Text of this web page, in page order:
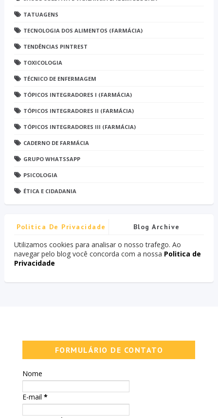
TATUAGENS
TECNOLOGIA DOS ALIMENTOS (FARMÁCIA)
TENDÊNCIAS PINTREST
TOXICOLOGIA
TÉCNICO DE ENFERMAGEM
TÓPICOS INTEGRADORES I (FARMÁCIA)
TÓPICOS INTEGRADORES II (FARMÁCIA)
TÓPICOS INTEGRADORES III (FARMÁCIA)
CADERNO DE FARMÁCIA
GRUPO WHATSSAPP
PSICOLOGIA
ÉTICA E CIDADANIA
Politica De Privacidade Blog Archive
Utilizamos cookies para analisar o nosso trafego. Ao
navegar pelo blog você concorda com a nossa Politica de
Privacidade
FORMULÁRIO DE CONTATO
Nome
E-mail*